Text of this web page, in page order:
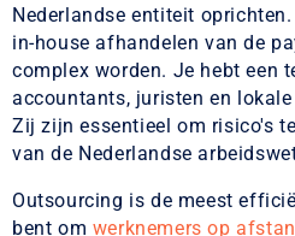
Nederlandse entiteit
in-house afhandelen van de
complex worden. Je hebt een
accountants, juristen en
Zij zijn essentieel om risico's
van de Nederlandse
Outsourcing is de meest
bent om werknemers op